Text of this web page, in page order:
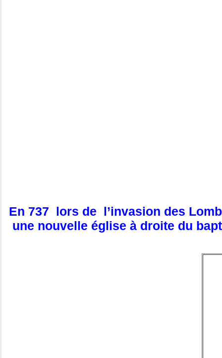
En 737 lors de l’invasion des
une nouvelle église à droite du